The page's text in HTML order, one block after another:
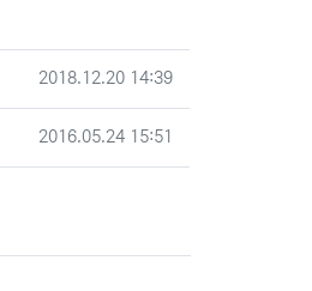
작성일
2018.12.20 14:39
작성일
2016.05.24 15:51